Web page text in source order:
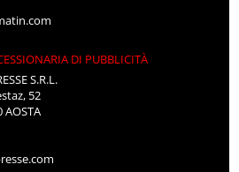
DI PUBBLICITÀ
S.R.L.
52
AOSTA